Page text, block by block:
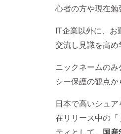
心者の方や現在勉
IT企業以外に、
交流し見識を高め
ニックネームの
シー保護の観点か
日本で高いシュ
在リリース中の